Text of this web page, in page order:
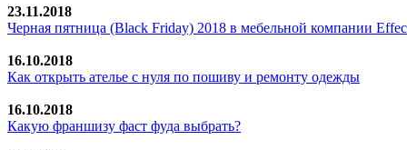
23.11.2018
Черная пятница (Black Friday) 2018 в мебельной компании
16.10.2018
Как открыть ателье с нуля по пошиву и ремонту одежды
16.10.2018
Какую франшизу фаст фуда выбрать?